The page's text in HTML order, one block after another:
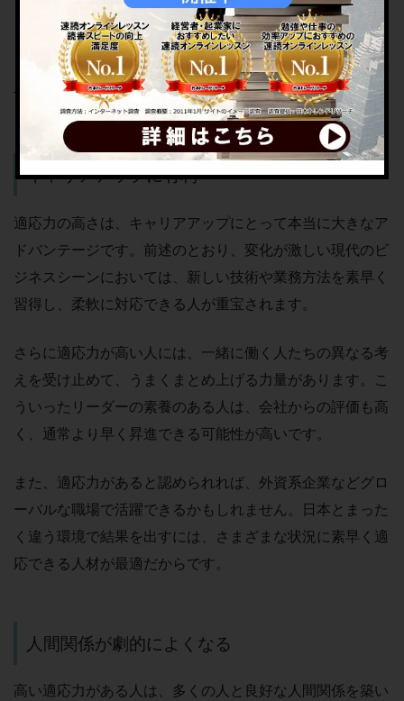
「変化をチャンスと捉えてすぐに行動できるかどうか」そ
こが、適応力のある人とない人の、もっとも大きな違いで
す。
キャリアアップに有利
適応力の高さは、キャリアアップにとって本当に大きなア
ドバンテージです。前述のとおり、変化が激しい現代のビ
ジネスシーンにおいては、新しい技術や業務方法を素早く
習得し、柔軟に対応できる人が重宝されます。
さらに適応力が高い人には、一緒に働く人たちの異なる考
えを受け止めて、うまくまとめ上げる力量があります。こ
ういったリーダーの素養のある人は、会社からの評価も高
く、通常より早く昇進できる可能性が高いです。
また、適応力があると認められれば、外資系企業などグロ
ーバルな職場で活躍できるかもしれません。日本とまった
く違う環境で結果を出すには、さまざまな状況に素早く適
応できる人材が最適だからです。
人間関係が劇的によくなる
高い適応力がある人は、多くの人と良好な人間関係を築い